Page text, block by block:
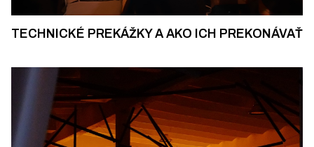
TECHNICKÉ PREKÁŽKY A AKO ICH PREKONÁVAŤ